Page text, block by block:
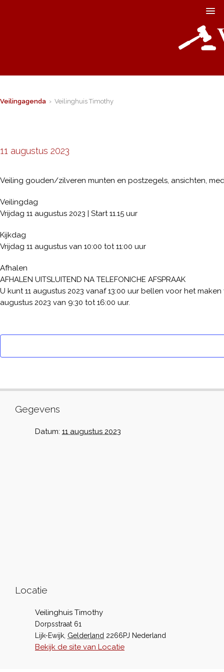
Veilingagenda › Veilinghuis Timothy
11 augustus 2023
Veiling gouden/zilveren munten en postzegels, ansichten,
Veilingdag
Vrijdag 11 augustus 2023 | Start 11.15 uur
Kijkdag
Vrijdag 11 augustus van 10:00 tot 11:00 uur
Afhalen
AFHALEN UITSLUITEND NA TELEFONICHE AFSPRAAK
U kunt 11 augustus 2023 vanaf 13:00 uur bellen voor het
augustus 2023 van 9:30 tot 16:00 uur.
Gegevens
Datum: 11 augustus 2023
Locatie
Veilinghuis Timothy
Dorpsstraat 61
Lijk-Ewijk Gelderland 2266PJ Nederland
Bekijk de site van Locatie